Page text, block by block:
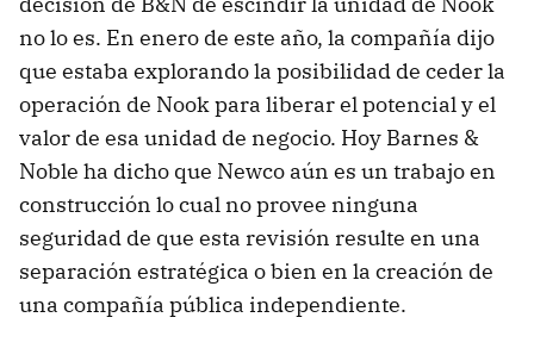
no lo es. En enero de este año, la compañía dijo
que estaba explorando la posibilidad de ceder la
operación de Nook para liberar el potencial y el
valor de esa unidad de negocio. Hoy Barnes &
Noble ha dicho que Newco aún es un trabajo en
construcción lo cual no provee ninguna
seguridad de que esta revisión resulte en una
separación estratégica o bien en la creación de
una compañía pública independiente.